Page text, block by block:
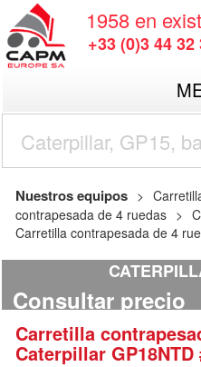
1958 en
+33 (0)3 44 32
Nuestros equipos
contrapesada de 4 ruedas
Carretilla contrapesada de 4
Consultar precio
Carretilla
Caterpillar GP18NTD